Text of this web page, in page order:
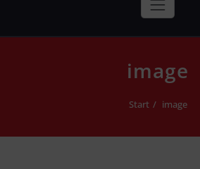
image
Start image